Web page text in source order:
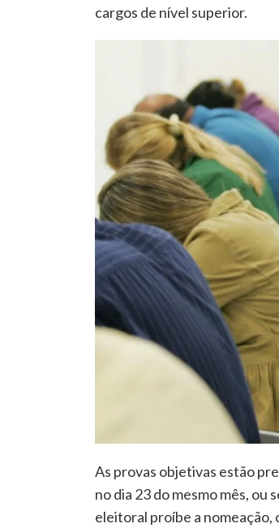
cargos de nível superior.
As provas objetivas estão
no dia 23 do mesmo mês, ou
eleitoral proíbe a nomeação,